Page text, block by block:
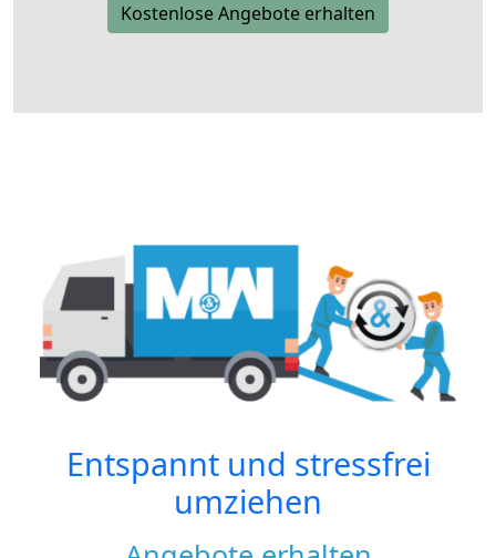
Kostenlose Angebote erhalten
Entspannt und stressfrei
umziehen